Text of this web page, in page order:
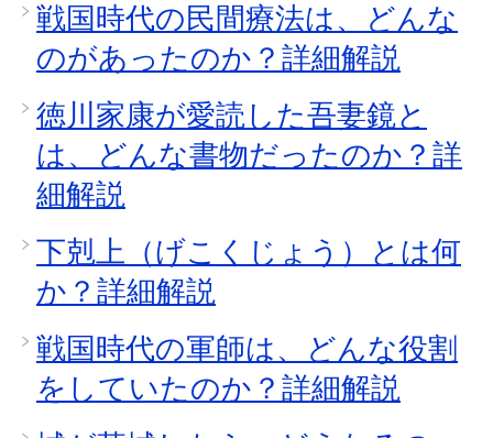
戦国時代の民間療法は、どんな
のがあったのか？詳細解説
徳川家康が愛読した吾妻鏡と
は、どんな書物だったのか？詳
細解説
下剋上（げこくじょう）とは何
か？詳細解説
戦国時代の軍師は、どんな役割
をしていたのか？詳細解説